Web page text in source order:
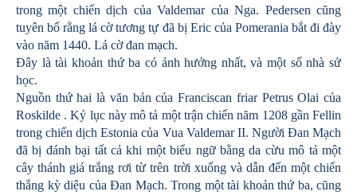
trong một chiến dịch của Valdemar của Nga. Pedersen cũng
tuyên bố rằng lá cờ tương tự đã bị Eric của Pomerania bắt đi đày
vào năm 1440. Lá cờ đan mạch.
Đây là tài khoản thứ ba có ảnh hưởng nhất, và một số nhà sử
học.
Nguồn thứ hai là văn bản của Franciscan friar Petrus Olai của
Roskilde . Kỷ lục này mô tả một trận chiến năm 1208 gần Fellin
trong chiến dịch Estonia của Vua Valdemar II. Người Đan Mạch
đã bị đánh bại tất cả khi một biểu ngữ bằng da cừu mô tả một
cây thánh giá trắng rơi từ trên trời xuống và dẫn đến một chiến
thắng kỳ diệu của Đan Mạch. Trong một tài khoản thứ ba, cũng